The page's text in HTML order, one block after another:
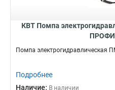
КВТ Помпа
Помпа
Подробнее
Наличие: В наличии